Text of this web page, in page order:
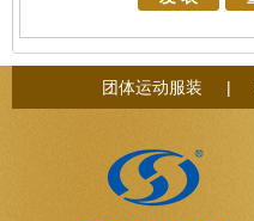
团体运动服装 |